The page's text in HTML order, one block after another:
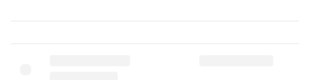
батареї є Захист від перегріву є Захист від